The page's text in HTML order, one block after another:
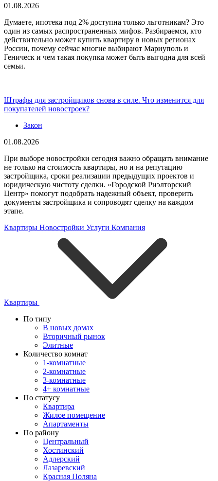
01.08.2026
Думаете, ипотека под 2% доступна только льготникам? Это
один из самых распространенных мифов. Разбираемся, кто
действительно может купить квартиру в новых регионах
России, почему сейчас многие выбирают Мариуполь и
Геническ и чем такая покупка может быть выгодна для всей
семьи.
Штрафы для застройщиков снова в силе. Что изменится для
покупателей новостроек?
Закон
01.08.2026
При выборе новостройки сегодня важно обращать внимание
не только на стоимость квартиры, но и на репутацию
застройщика, сроки реализации предыдущих проектов и
юридическую чистоту сделки. «Городской Риэлторский
Центр» помогут подобрать надежный объект, проверить
документы застройщика и сопроводят сделку на каждом
этапе.
Квартиры Новостройки Услуги Компания
Квартиры
По типу
В новых домах
Вторичный рынок
Элитные
Количество комнат
1-комнатные
2-комнатные
3-комнатные
4+ комнатные
По статусу
Квартира
Жилое помещение
Апартаменты
По району
Центральный
Хостинский
Адлерский
Лазаревский
Красная Поляна